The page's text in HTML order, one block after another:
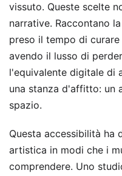
vissuto. Queste scelte
narrative. Raccontano
preso il tempo di
avendo il lusso di
l'equivalente digitale di
una stanza d'affitto: un
spazio.
Questa accessibilità ha
artistica in modi che i
comprendere. Uno